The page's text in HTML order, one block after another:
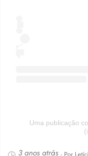
Uma publicação
3 anos atrás